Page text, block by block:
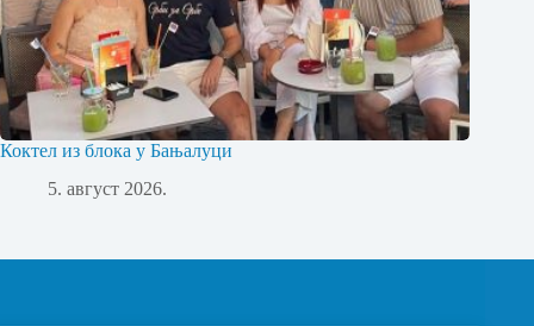
Коктел из блока у Бањалуци
5. август 2026.